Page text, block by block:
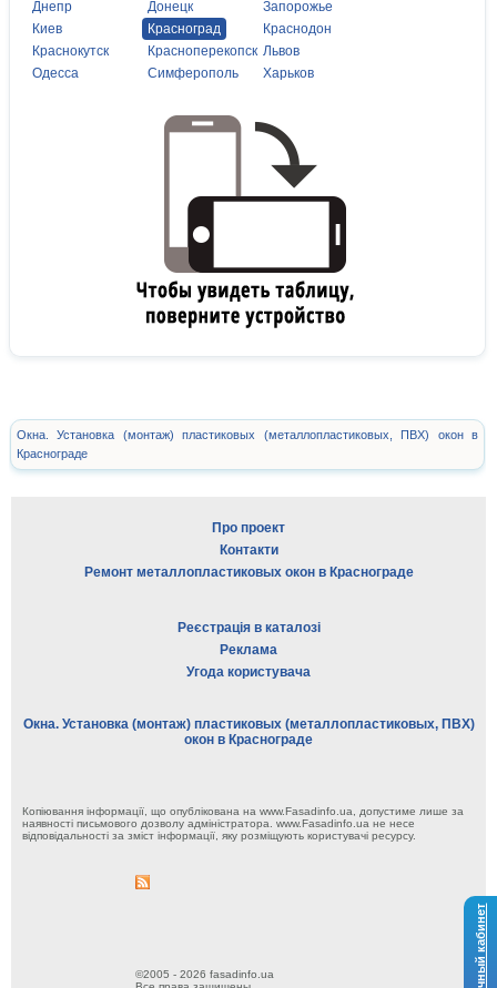
Личный кабинет
Днепр
Донецк
Запорожье
Киев
Красноград
Краснодон
Краснокутск
Красноперекопск Львов
Одесса
Симферополь Харьков
Окна. Установка (монтаж) пластиковых (металлопластиковых, ПВХ) окон в
Краснограде
Про проект
Контакти
Ремонт металлопластиковых окон в Краснограде
Реєстрація в каталозі
Реклама
Угода користувача
Окна. Установка (монтаж) пластиковых (металлопластиковых, ПВХ)
окон в Краснограде
Копіювання інформації, що опублікована на www.Fasadinfo.ua, допустиме лише за
наявності письмового дозволу адміністратора. www.Fasadinfo.ua не несе
відповідальності за зміст інформації, яку розміщують користувачі ресурсу.
©2005 - 2026 fasadinfo.ua